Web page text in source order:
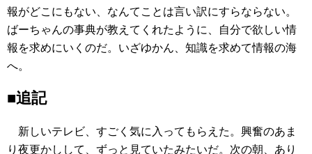
報がどこにもない、なんてことは言い訳にすらならない。
ばーちゃんの事典が教えてくれたように、自分で欲しい情
報を求めにいくのだ。いざゆかん、知識を求めて情報の海
へ。
■追記
新しいテレビ、すごく気に入ってもらえた。興奮のあま
り夜更かしして、ずっと見ていたみたいだ。次の朝、あり